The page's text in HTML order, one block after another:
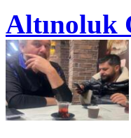
Altınoluk